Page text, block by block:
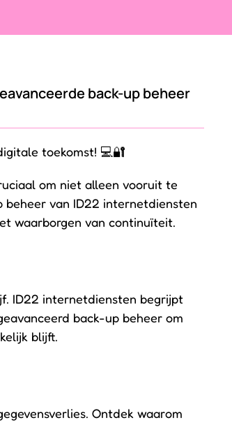
back-up beheer
toekomst! 💻🔐
om niet alleen vooruit te
van ID22 internetdiensten
waarborgen van continuïteit.
ID22 internetdiensten begrijpt
back-up beheer om
blijft.
Ontdek waarom